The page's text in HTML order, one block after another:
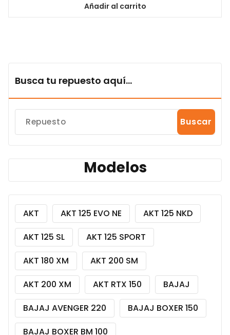
Añadir al carrito
Busca tu repuesto aquí...
Buscar
Modelos
AKT AKT 125 EVO NE
AKT 125 NKD
AKT 125 SL
AKT 125 SPORT
AKT 180 XM
AKT 200 SM
AKT 200 XM
AKT RTX 150
BAJAJ
BAJAJ AVENGER 220
BAJAJ BOXER 150
BAJAJ BOXER BM 100